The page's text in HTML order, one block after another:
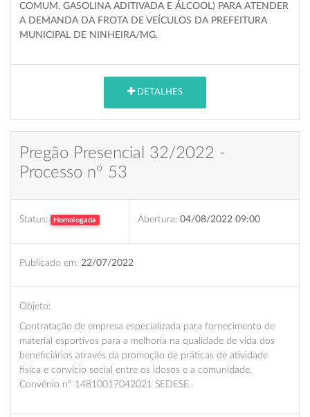
COMUM, GASOLINA ADITIVADA E ÁLCOOL) PARA ATENDER
A DEMANDA DA FROTA DE VEÍCULOS DA PREFEITURA
MUNICIPAL DE NINHEIRA/MG.
DETALHES
Pregão Presencial 32/2022 -
Processo nº 53
Status: Homologada Abertura: 04/08/2022 09:00
Publicado em: 22/07/2022
Objeto:
Contratação de empresa especializada para fornecimento de
material esportivos para a melhoria na qualidade de vida dos
beneficiários através da promoção de práticas de atividade
física e convício social entre os idosos e a comunidade.
Convênio nº 14810017042021 SEDESE.